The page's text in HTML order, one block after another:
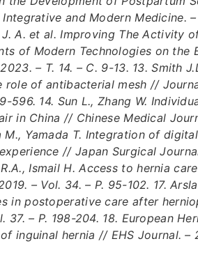
and Modern Medicine.
J. A. et al. Improving The Activity
of Modern Technologies on the
– Т. 14. – С. 9-13. 13. Smith
role of antibacterial mesh //
596. 14. Sun L., Zhang W.
in China // Chinese Medical
M., Yamada T. Integration of
// Japan Surgical
Ismail H. Access to hernia
– Vol. 34. – P. 95-102. 17.
in postoperative care after
37. – P. 198-204. 18. European
inguinal hernia // EHS Journal. –